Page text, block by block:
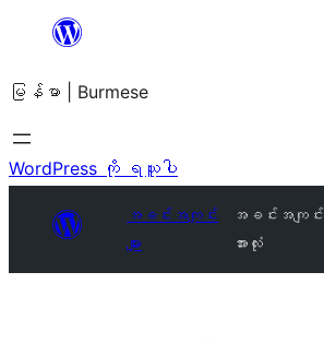
အကြောင်းအရာ
ကျော်သွား
ရန်
မြန်မာ | Burmese
WordPress ကို ရယူပါ
အခင်းအကျင်း
များ
အခင်းအကျင်း
အားလုံး